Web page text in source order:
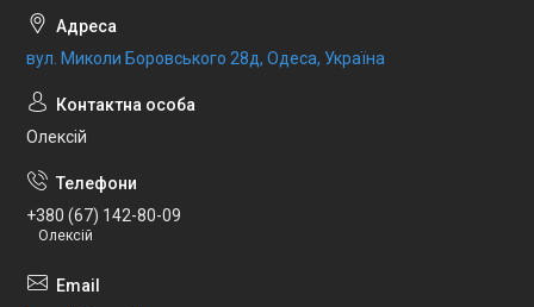
вул. Миколи Боровського 28д, Одеса, Україна
Олексій
+380 (67) 142-80-09
Олексій